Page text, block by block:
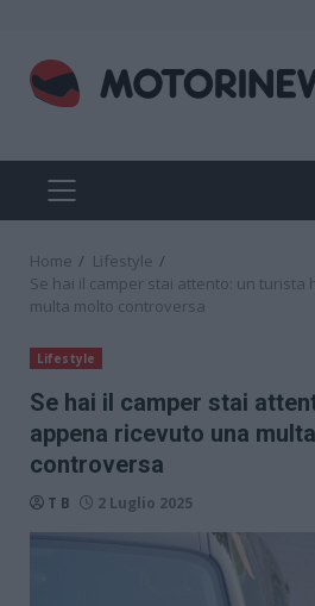
content
PRIMARY
MENU
Home
Lifestyle
Se hai il camper stai attento: un turista
multa molto controversa
Lifestyle
Se hai il camper stai
appena ricevuto una
controversa
T B 2 Luglio 2025